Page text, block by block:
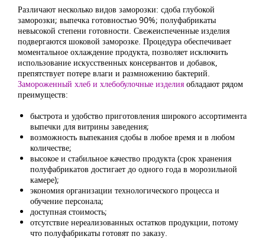
Различают несколько видов заморозки: сдоба глубокой
заморозки; выпечка готовностью 90%; полуфабрикаты
невысокой степени готовности. Свежеиспеченные изделия
подвергаются шоковой заморозке. Процедура обеспечивает
моментальное охлаждение продукта, позволяет исключить
использование искусственных консервантов и добавок,
препятствует потере влаги и размножению бактерий.
Замороженный хлеб и хлебобулочные изделия обладают рядом
преимуществ:
быстрота и удобство приготовления широкого ассортимента
выпечки для витрины заведения;
возможность выпекания сдобы в любое время и в любом
количестве;
высокое и стабильное качество продукта (срок хранения
полуфабрикатов достигает до одного года в морозильной
камере);
экономия организации технологического процесса и
обучение персонала;
доступная стоимость;
отсутствие нереализованных остатков продукции, потому
что полуфабрикаты готовят по заказу.